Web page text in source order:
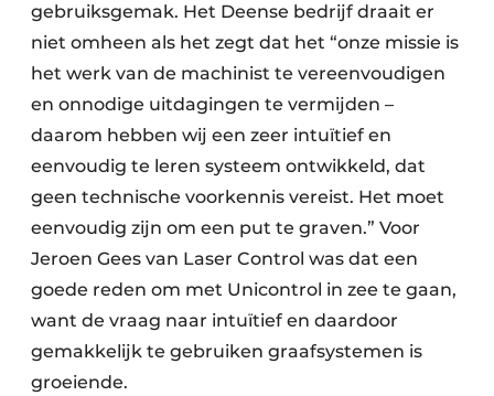
gebruiksgemak. Het Deense bedrijf draait er
niet omheen als het zegt dat het “onze missie is
het werk van de machinist te vereenvoudigen
en onnodige uitdagingen te vermijden –
daarom hebben wij een zeer intuïtief en
eenvoudig te leren systeem ontwikkeld, dat
geen technische voorkennis vereist. Het moet
eenvoudig zijn om een put te graven.” Voor
Jeroen Gees van Laser Control was dat een
goede reden om met Unicontrol in zee te gaan,
want de vraag naar intuïtief en daardoor
gemakkelijk te gebruiken graafsystemen is
groeiende.